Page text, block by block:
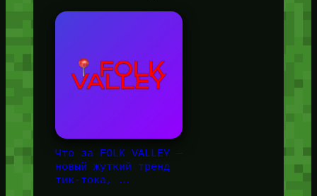
Что за FOLK VALLEY —
новый жуткий тренд
тик-тока, …